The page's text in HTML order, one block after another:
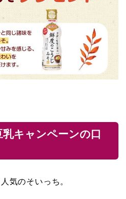
キャンペーンの口
気のそいっち。